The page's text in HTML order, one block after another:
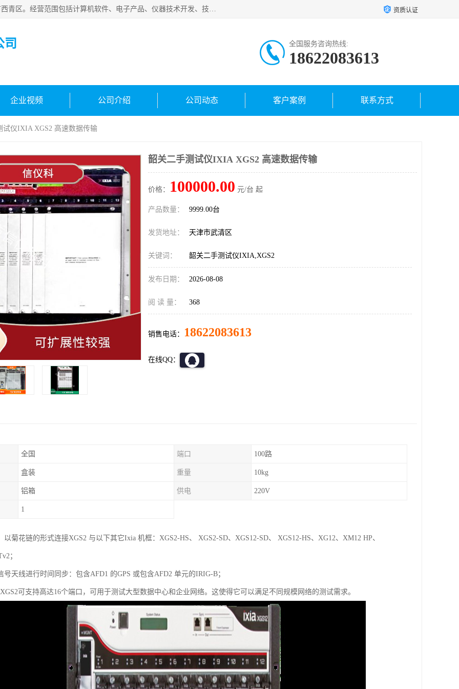
天津市信仪科科技有限公司成立于2013年，注册地位于天津市西青区。经营范围包括计算机软件、电子产品、仪器技术开发、技术转让、技术咨询、技术服务、网络工程、电子监控工程安装等；主要产品有：网络流量测试仪、Ixia XM2、XM12、XGS2、XGS12、400T、1600T、X16网络协议分析仪，Agilent N2X 等等各种型号，欢迎来电咨询。 资质认证
司 全国服务咨询热线:
18622083613
企业视频 公司介绍 公司动态 客户案例 联系方式
仪IXIA XGS2 高速数据传输
韶关二手测试仪IXIA XGS2 高速数据传输
价格： 100000.00 元/台 起
产品数量： 9999.00台
发货地址： 天津市武清区
关键词： 韶关二手测试仪IXIA,XGS2
发布日期： 2026-08-08
阅 读 量： 368
销售电话： 18622083613
在线QQ：
全国 端口 100路
盒装 重量 10kg
铝箱 供电 220V
1
以菊花链的形式连接XGS2 与以下其它Ixia 机框：XGS2-HS、 XGS2-SD、XGS12-SD、 XGS12-HS、XG12、XM12 HP、
；
号天线进行时间同步：包含AFD1 的GPS 或包含AFD2 单元的IRIG-B；
可支持高达16个端口，可用于测试大型数据中心和企业网络。这使得它可以满足不同规模网络的测试需求。